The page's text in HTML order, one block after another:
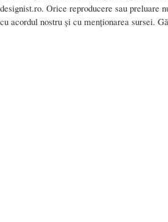
designist.ro. Orice reproducere sau preluare
cu acordul nostru și cu menționarea sursei.